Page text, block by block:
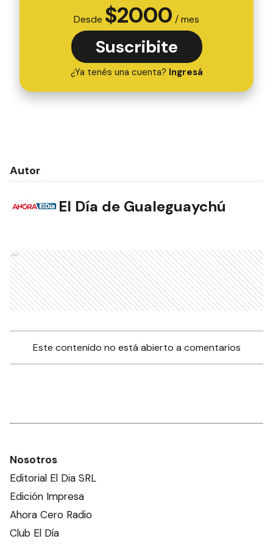
Desde $2000 / mes
Suscribite
¿Ya tenés una cuenta? Ingresá
Autor
El Día de Gualeguaychú
Ads
Este contenido no está abierto a comentarios
Nosotros
Editorial El Dia SRL
Edición Impresa
Ahora Cero Radio
Club El Día